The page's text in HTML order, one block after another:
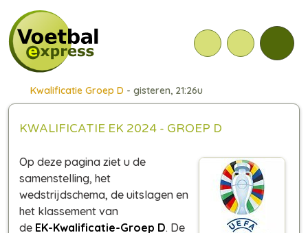
Kwalificatie Groep D - gisteren, 21:26u
KWALIFICATIE EK 2024 - GROEP D
Op deze pagina ziet u de
samenstelling, het
wedstrijdschema, de uitslagen en
het klassement van
de EK-Kwalificatie-Groep D. De